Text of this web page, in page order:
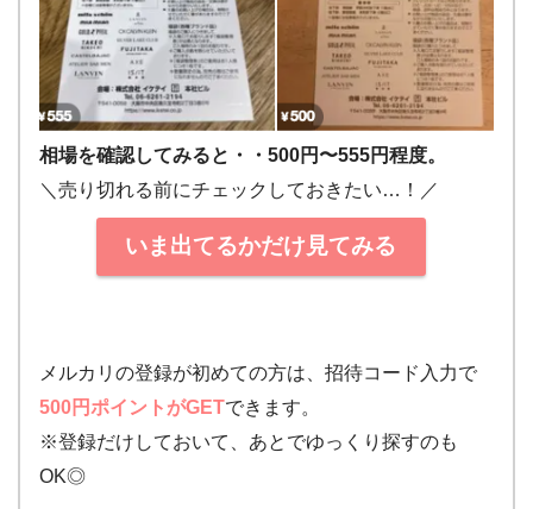
相場を確認してみると・・500円〜555円程度。
＼売り切れる前にチェックしておきたい…！／
いま出てるかだけ見てみる
メルカリの登録が初めての方は、招待コード入力で
500円ポイントがGETできます。
※登録だけしておいて、あとでゆっくり探すのも
OK◎